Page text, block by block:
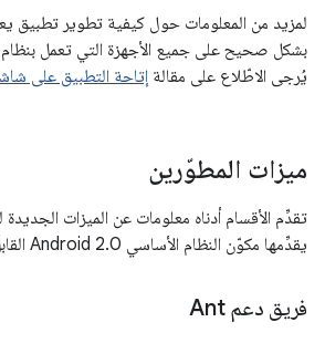
لمزيد من المعلومات حول كيفية تطوير تطبيق
يُرجى الاطّلاع على مقالة إتاحة التطبيق على
ميزات المطوّرين
تقدِّم الأقسام أدناه معلومات عن الميزات الجديدة
يقدِّمها مكوّن النظام الأساسي Android 2.0 القابل للتنزيل.
فريق دعم Ant